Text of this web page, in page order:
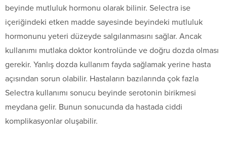
beyinde mutluluk hormonu olarak bilinir. Selectra ise
içeriğindeki etken madde sayesinde beyindeki mutluluk
hormonunu yeteri düzeyde salgılanmasını sağlar. Ancak
kullanımı mutlaka doktor kontrolünde ve doğru dozda olması
gerekir. Yanlış dozda kullanım fayda sağlamak yerine hasta
açısından sorun olabilir. Hastaların bazılarında çok fazla
Selectra kullanımı sonucu beyinde serotonin birikmesi
meydana gelir. Bunun sonucunda da hastada ciddi
komplikasyonlar oluşabilir.